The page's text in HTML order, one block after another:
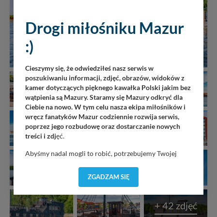
+ 42 zdjęć
Drogi miłośniku Mazur
:)
Cieszymy się, że odwiedziłeś nasz serwis w
poszukiwaniu informacji, zdjęć, obrazów, widoków z
kamer dotyczących pięknego kawałka Polski jakim bez
wątpienia są Mazury. Staramy się Mazury odkryć dla
Ciebie na nowo. W tym celu nasza ekipa miłośników i
wręcz fanatyków Mazur codziennie rozwija serwis,
poprzez jego rozbudowę oraz dostarczanie nowych
treści i zdjęć.
Abyśmy nadal mogli to robić, potrzebujemy Twojej
dostosować do Twoich preferencji. Twoje dane (w tym
pliki cookies) będą zapisywane w celu usprawnienia
wyszukania, ulubione miejsca, logowania, itp).
Bezpieczeństwo Twoich danych jest dla nas
ZGADZAM SIĘ